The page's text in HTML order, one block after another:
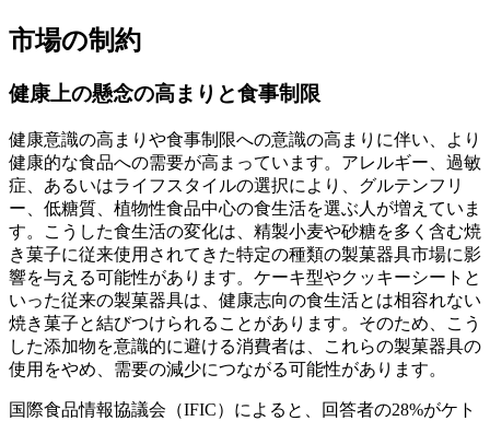
市場の制約
健康上の懸念の高まりと食事制限
健康意識の高まりや食事制限への意識の高まりに伴い、より
健康的な食品への需要が高まっています。アレルギー、過敏
症、あるいはライフスタイルの選択により、グルテンフリ
ー、低糖質、植物性食品中心の食生活を選ぶ人が増えていま
す。こうした食生活の変化は、精製小麦や砂糖を多く含む焼
き菓子に従来使用されてきた特定の種類の製菓器具市場に影
響を与える可能性があります。ケーキ型やクッキーシートと
いった従来の製菓器具は、健康志向の食生活とは相容れない
焼き菓子と結びつけられることがあります。そのため、こう
した添加物を意識的に避ける消費者は、これらの製菓器具の
使用をやめ、需要の減少につながる可能性があります。
国際食品情報協議会（IFIC）によると、回答者の28%がケト